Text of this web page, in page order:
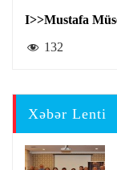
I>>Mustafa
132
Xəbər Lenti